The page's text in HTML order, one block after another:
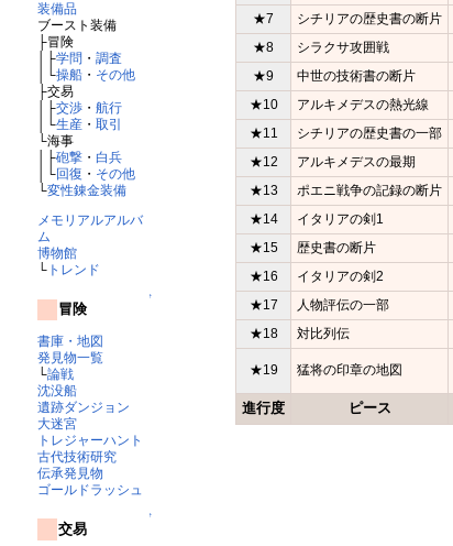
装備品
ブースト装備
├冒険
│├学問 ・ 調査
│└操船・ その他
├交易
│├交渉・ 航行
│└生産・ 取引
└海事
│├砲撃・ 白兵
│└回復 ・ その他
└変性錬金装備
メモリアルアルバ
ム
博物館
└トレンド
↑
冒険
書庫・地図
発見物一覧
└論戦
沈没船
遺跡ダンジョン
大迷宮
トレジャーハント
古代技術研究
伝承発見物
ゴールドラッシュ
↑
交易
進行度 ピース
★7
シチリアの歴史書の断片
★8
シラクサ攻囲戦
★9
中世の技術書の断片
★10
アルキメデスの熱光線
★11
シチリアの歴史書の一部
★12
アルキメデスの最期
★13
ポエニ戦争の記録の断片
★14
イタリアの剣1
★15
歴史書の断片
★16
イタリアの剣2
★17
人物評伝の一部
★18
対比列伝
★19 猛将の印章の地図